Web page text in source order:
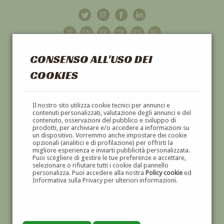
CONSENSO ALL'USO DEI
COOKIES
Il nostro sito utilizza cookie tecnici per annunci e
contenuti personalizzati, valutazione degli annunci e del
contenuto, osservazioni del pubblico e sviluppo di
prodotti, per archiviare e/o accedere a informazioni su
un dispositivo. Vorremmo anche impostare dei cookie
opzionali (analitici e di profilazione) per offrirti la
migliore esperienza e inviarti pubblicità personalizzata.
Puoi scegliere di gestire le tue preferenze e accettare,
selezionare o rifiutare tutti i cookie dal pannello
personalizza. Puoi accedere alla nostra Policy cookieed
Informativa sulla Privacy per ulteriori informazioni.
GALLERIAD'ARTE
DIPINTI E SCULTURE '800 E '900